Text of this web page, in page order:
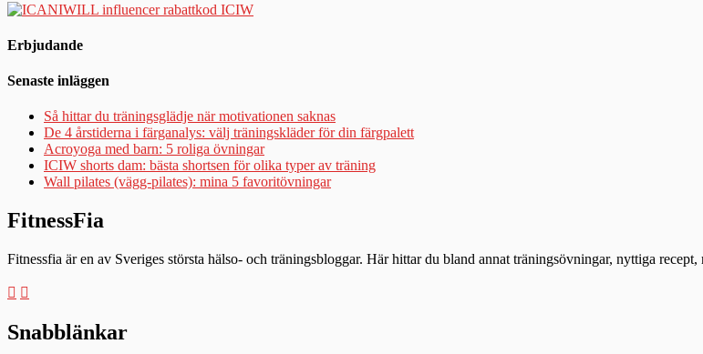
Erbjudande
Senaste inläggen
Så hittar du träningsglädje när motivationen saknas
De 4 årstiderna i färganalys: välj träningskläder för din färgpalett
Acroyoga med barn: 5 roliga övningar
ICIW shorts dam: bästa shortsen för olika typer av träning
Wall pilates (vägg-pilates): mina 5 favoritövningar
FitnessFia
Fitnessfia är en av Sveriges största hälso- och träningsbloggar. Här hittar du bland annat träningsövningar, nyttiga
Snabblänkar